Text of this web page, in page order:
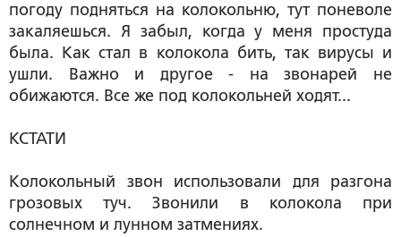
погоду подняться на колокольню, тут поневоле
закаляешься. Я забыл, когда у меня простуда
была. Как стал в колокола бить, так вирусы и
ушли. Важно и другое - на звонарей не
обижаются. Все же под колокольней ходят...
КСТАТИ
Колокольный звон использовали для разгона
грозовых туч. Звонили в колокола при
солнечном и лунном затмениях.